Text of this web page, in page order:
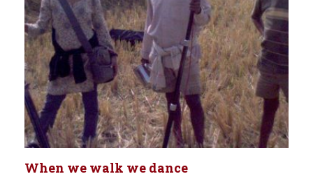
When we walk we dance